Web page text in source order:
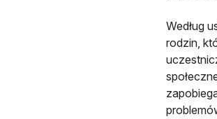
Według
rodzin,